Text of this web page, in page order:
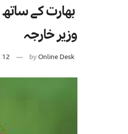
بھارت کے ساتھ
وزیر خارجہ
byOnline Desk 12 ستمبر 2025